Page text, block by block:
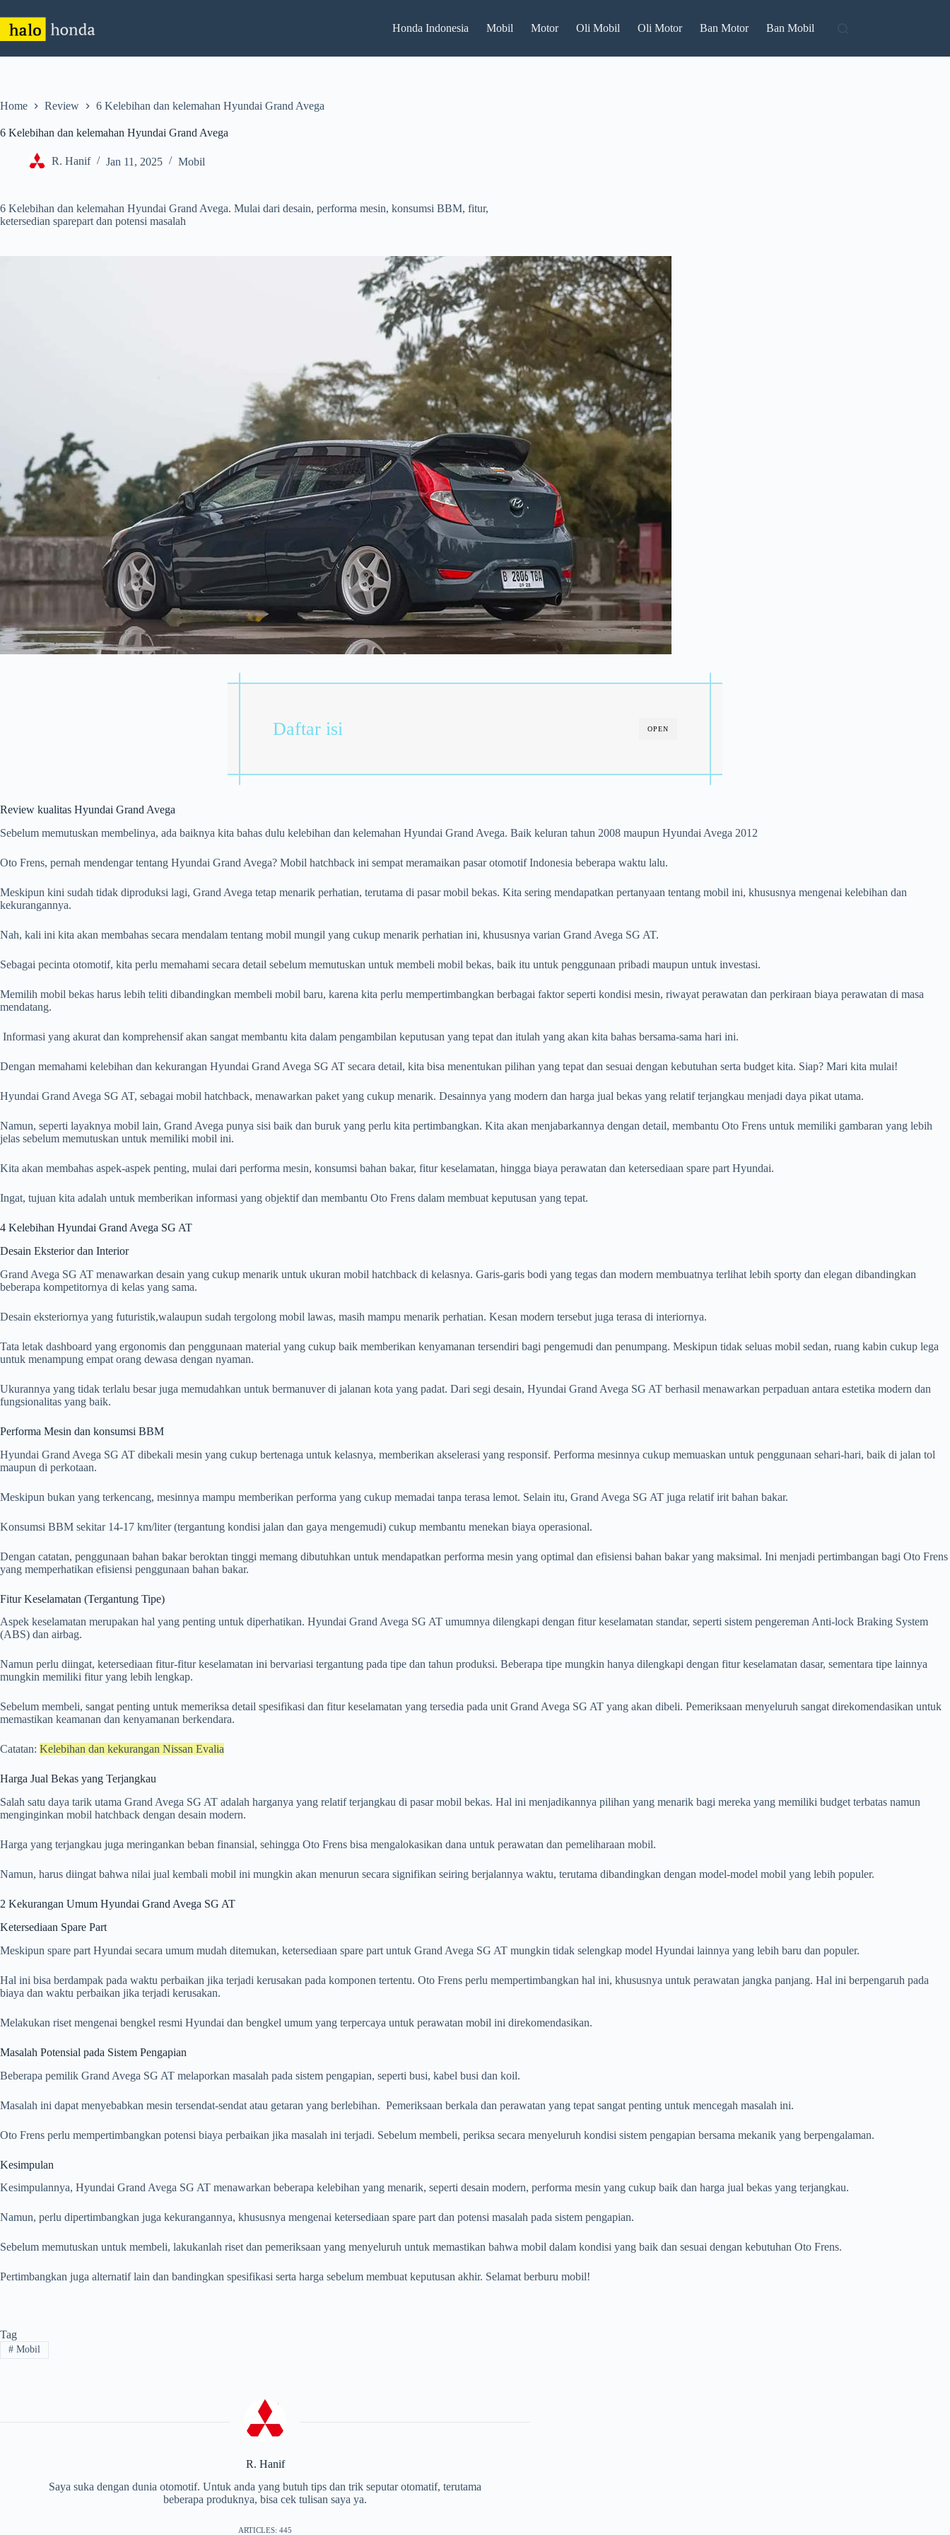
to
content
Honda Indonesia Mobil Motor Oli Mobil Oli Motor Ban Motor Ban Mobil
Home Review 6 Kelebihan dan kelemahan Hyundai Grand Avega
6 Kelebihan dan kelemahan Hyundai Grand Avega
R. Hanif Jan 11, 2025 Mobil
6 Kelebihan dan kelemahan Hyundai Grand Avega. Mulai dari desain, performa mesin, konsumsi BBM, fitur,
ketersedian sparepart dan potensi masalah
OPEN
Daftar isi
Review kualitas Hyundai Grand Avega
Sebelum memutuskan membelinya, ada baiknya kita bahas dulu kelebihan dan kelemahan Hyundai Grand Avega. Baik keluran tahun 2008 maupun Hyundai Avega 2012
Oto Frens, pernah mendengar tentang Hyundai Grand Avega? Mobil hatchback ini sempat meramaikan pasar otomotif Indonesia beberapa waktu lalu.
Meskipun kini sudah tidak diproduksi lagi, Grand Avega tetap menarik perhatian, terutama di pasar mobil bekas. Kita sering mendapatkan pertanyaan tentang mobil ini, khususnya mengenai kelebihan dan
kekurangannya.
Nah, kali ini kita akan membahas secara mendalam tentang mobil mungil yang cukup menarik perhatian ini, khususnya varian Grand Avega SG AT.
Sebagai pecinta otomotif, kita perlu memahami secara detail sebelum memutuskan untuk membeli mobil bekas, baik itu untuk penggunaan pribadi maupun untuk investasi.
Memilih mobil bekas harus lebih teliti dibandingkan membeli mobil baru, karena kita perlu mempertimbangkan berbagai faktor seperti kondisi mesin, riwayat perawatan dan perkiraan biaya perawatan di masa
mendatang.
Informasi yang akurat dan komprehensif akan sangat membantu kita dalam pengambilan keputusan yang tepat dan itulah yang akan kita bahas bersama-sama hari ini.
Dengan memahami kelebihan dan kekurangan Hyundai Grand Avega SG AT secara detail, kita bisa menentukan pilihan yang tepat dan sesuai dengan kebutuhan serta budget kita. Siap? Mari kita mulai!
Hyundai Grand Avega SG AT, sebagai mobil hatchback, menawarkan paket yang cukup menarik. Desainnya yang modern dan harga jual bekas yang relatif terjangkau menjadi daya pikat utama.
Namun, seperti layaknya mobil lain, Grand Avega punya sisi baik dan buruk yang perlu kita pertimbangkan. Kita akan menjabarkannya dengan detail, membantu Oto Frens untuk memiliki gambaran yang lebih
jelas sebelum memutuskan untuk memiliki mobil ini.
Kita akan membahas aspek-aspek penting, mulai dari performa mesin, konsumsi bahan bakar, fitur keselamatan, hingga biaya perawatan dan ketersediaan spare part Hyundai.
Ingat, tujuan kita adalah untuk memberikan informasi yang objektif dan membantu Oto Frens dalam membuat keputusan yang tepat.
4 Kelebihan Hyundai Grand Avega SG AT
Desain Eksterior dan Interior
Grand Avega SG AT menawarkan desain yang cukup menarik untuk ukuran mobil hatchback di kelasnya. Garis-garis bodi yang tegas dan modern membuatnya terlihat lebih sporty dan elegan dibandingkan
beberapa kompetitornya di kelas yang sama.
Desain eksteriornya yang futuristik,walaupun sudah tergolong mobil lawas, masih mampu menarik perhatian. Kesan modern tersebut juga terasa di interiornya.
Tata letak dashboard yang ergonomis dan penggunaan material yang cukup baik memberikan kenyamanan tersendiri bagi pengemudi dan penumpang. Meskipun tidak seluas mobil sedan, ruang kabin cukup lega
untuk menampung empat orang dewasa dengan nyaman.
Ukurannya yang tidak terlalu besar juga memudahkan untuk bermanuver di jalanan kota yang padat. Dari segi desain, Hyundai Grand Avega SG AT berhasil menawarkan perpaduan antara estetika modern dan
fungsionalitas yang baik.
Performa Mesin dan konsumsi BBM
Hyundai Grand Avega SG AT dibekali mesin yang cukup bertenaga untuk kelasnya, memberikan akselerasi yang responsif. Performa mesinnya cukup memuaskan untuk penggunaan sehari-hari, baik di jalan tol
maupun di perkotaan.
Meskipun bukan yang terkencang, mesinnya mampu memberikan performa yang cukup memadai tanpa terasa lemot. Selain itu, Grand Avega SG AT juga relatif irit bahan bakar.
Konsumsi BBM sekitar 14-17 km/liter (tergantung kondisi jalan dan gaya mengemudi) cukup membantu menekan biaya operasional.
Dengan catatan, penggunaan bahan bakar beroktan tinggi memang dibutuhkan untuk mendapatkan performa mesin yang optimal dan efisiensi bahan bakar yang maksimal. Ini menjadi pertimbangan bagi Oto Frens
yang memperhatikan efisiensi penggunaan bahan bakar.
Fitur Keselamatan (Tergantung Tipe)
Aspek keselamatan merupakan hal yang penting untuk diperhatikan. Hyundai Grand Avega SG AT umumnya dilengkapi dengan fitur keselamatan standar, seperti sistem pengereman Anti-lock Braking System
(ABS) dan airbag.
Namun perlu diingat, ketersediaan fitur-fitur keselamatan ini bervariasi tergantung pada tipe dan tahun produksi. Beberapa tipe mungkin hanya dilengkapi dengan fitur keselamatan dasar, sementara tipe lainnya
mungkin memiliki fitur yang lebih lengkap.
Sebelum membeli, sangat penting untuk memeriksa detail spesifikasi dan fitur keselamatan yang tersedia pada unit Grand Avega SG AT yang akan dibeli. Pemeriksaan menyeluruh sangat direkomendasikan untuk
memastikan keamanan dan kenyamanan berkendara.
Catatan: Kelebihan dan kekurangan Nissan Evalia
Harga Jual Bekas yang Terjangkau
Salah satu daya tarik utama Grand Avega SG AT adalah harganya yang relatif terjangkau di pasar mobil bekas. Hal ini menjadikannya pilihan yang menarik bagi mereka yang memiliki budget terbatas namun
menginginkan mobil hatchback dengan desain modern.
Harga yang terjangkau juga meringankan beban finansial, sehingga Oto Frens bisa mengalokasikan dana untuk perawatan dan pemeliharaan mobil.
Namun, harus diingat bahwa nilai jual kembali mobil ini mungkin akan menurun secara signifikan seiring berjalannya waktu, terutama dibandingkan dengan model-model mobil yang lebih populer.
2 Kekurangan Umum Hyundai Grand Avega SG AT
Ketersediaan Spare Part
Meskipun spare part Hyundai secara umum mudah ditemukan, ketersediaan spare part untuk Grand Avega SG AT mungkin tidak selengkap model Hyundai lainnya yang lebih baru dan populer.
Hal ini bisa berdampak pada waktu perbaikan jika terjadi kerusakan pada komponen tertentu. Oto Frens perlu mempertimbangkan hal ini, khususnya untuk perawatan jangka panjang. Hal ini berpengaruh pada
biaya dan waktu perbaikan jika terjadi kerusakan.
Melakukan riset mengenai bengkel resmi Hyundai dan bengkel umum yang terpercaya untuk perawatan mobil ini direkomendasikan.
Masalah Potensial pada Sistem Pengapian
Beberapa pemilik Grand Avega SG AT melaporkan masalah pada sistem pengapian, seperti busi, kabel busi dan koil.
Masalah ini dapat menyebabkan mesin tersendat-sendat atau getaran yang berlebihan. Pemeriksaan berkala dan perawatan yang tepat sangat penting untuk mencegah masalah ini.
Oto Frens perlu mempertimbangkan potensi biaya perbaikan jika masalah ini terjadi. Sebelum membeli, periksa secara menyeluruh kondisi sistem pengapian bersama mekanik yang berpengalaman.
Kesimpulan
Kesimpulannya, Hyundai Grand Avega SG AT menawarkan beberapa kelebihan yang menarik, seperti desain modern, performa mesin yang cukup baik dan harga jual bekas yang terjangkau.
Namun, perlu dipertimbangkan juga kekurangannya, khususnya mengenai ketersediaan spare part dan potensi masalah pada sistem pengapian.
Sebelum memutuskan untuk membeli, lakukanlah riset dan pemeriksaan yang menyeluruh untuk memastikan bahwa mobil dalam kondisi yang baik dan sesuai dengan kebutuhan Oto Frens.
Pertimbangkan juga alternatif lain dan bandingkan spesifikasi serta harga sebelum membuat keputusan akhir. Selamat berburu mobil!
Tag
#Mobil
R. Hanif
Saya suka dengan dunia otomotif. Untuk anda yang butuh tips dan trik seputar otomatif, terutama
beberapa produknya, bisa cek tulisan saya ya.
ARTICLES: 445